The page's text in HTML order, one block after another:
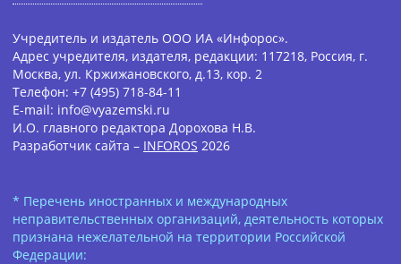
Учредитель и издатель ООО ИА «Инфорос».
Адрес учредителя, издателя, редакции: 117218, Россия, г.
Москва, ул. Кржижановского, д.13, кор. 2
Телефон: +7 (495) 718-84-11
E-mail: info@vyazemski.ru
И.О. главного редактора Дорохова Н.В.
Разработчик сайта – INFOROS 2026
* Перечень иностранных и международных
неправительственных организаций, деятельность которых
признана нежелательной на территории Российской
Федерации: